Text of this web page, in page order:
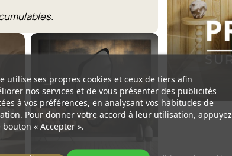
utilise ses propres cookies et ceux de tiers afin
nos services et de vous présenter des publicités
à vos préférences, en analysant vos habitudes de
Pour donner votre accord à leur utilisation, appuyez
« Accepter ».